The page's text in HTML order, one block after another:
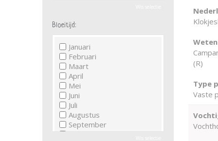
(R)
Type
Vaste
Bloeitijd:
Januari
Februari
Maart
April
Mei
Juni
Juli
Augustus
September